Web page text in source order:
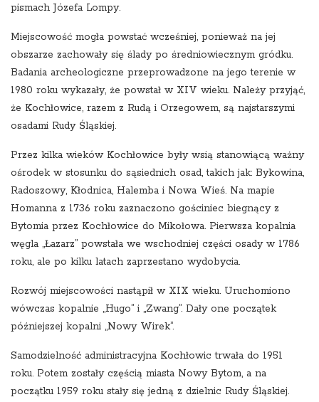
pismach Józefa Lompy.
Miejscowość mogła powstać wcześniej, ponieważ na jej
obszarze zachowały się ślady po średniowiecznym gródku.
Badania archeologiczne przeprowadzone na jego terenie w
1980 roku wykazały, że powstał w XIV wieku. Należy przyjąć,
że Kochłowice, razem z Rudą i Orzegowem, są najstarszymi
osadami Rudy Śląskiej.
Przez kilka wieków Kochłowice były wsią stanowiącą ważny
ośrodek w stosunku do sąsiednich osad, takich jak: Bykowina,
Radoszowy, Kłodnica, Halemba i Nowa Wieś. Na mapie
Homanna z 1736 roku zaznaczono gościniec biegnący z
Bytomia przez Kochłowice do Mikołowa. Pierwsza kopalnia
węgla „Łazarz” powstała we wschodniej części osady w 1786
roku, ale po kilku latach zaprzestano wydobycia.
Rozwój miejscowości nastąpił w XIX wieku. Uruchomiono
wówczas kopalnie „Hugo” i „Zwang”. Dały one początek
późniejszej kopalni „Nowy Wirek”.
Samodzielność administracyjna Kochłowic trwała do 1951
roku. Potem zostały częścią miasta Nowy Bytom, a na
początku 1959 roku stały się jedną z dzielnic Rudy Śląskiej.